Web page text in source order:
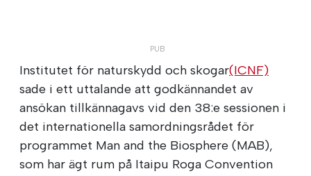
Institutet för naturskydd och skogar(ICNF)
sade i ett uttalande att godkännandet av
ansökan tillkännagavs vid den 38:e sessionen i
det internationella samordningsrådet för
programmet Man and the Biosphere (MAB),
som har ägt rum på Itaipu Roga Convention